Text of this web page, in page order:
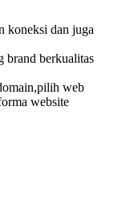
koneksi dan juga
brand berkualitas
web
website